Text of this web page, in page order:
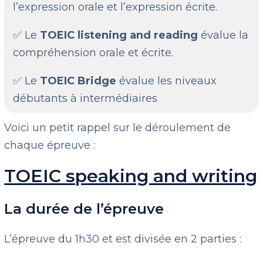
l’expression orale et l’expression écrite.
✅ Le TOEIC listening and reading évalue la
compréhension orale et écrite.
✅ Le TOEIC Bridge évalue les niveaux
débutants à intermédiaires
Voici un petit rappel sur le déroulement de
chaque épreuve :
TOEIC speaking and writing
La durée de l’épreuve
L’épreuve du 1h30 et est divisée en 2 parties :